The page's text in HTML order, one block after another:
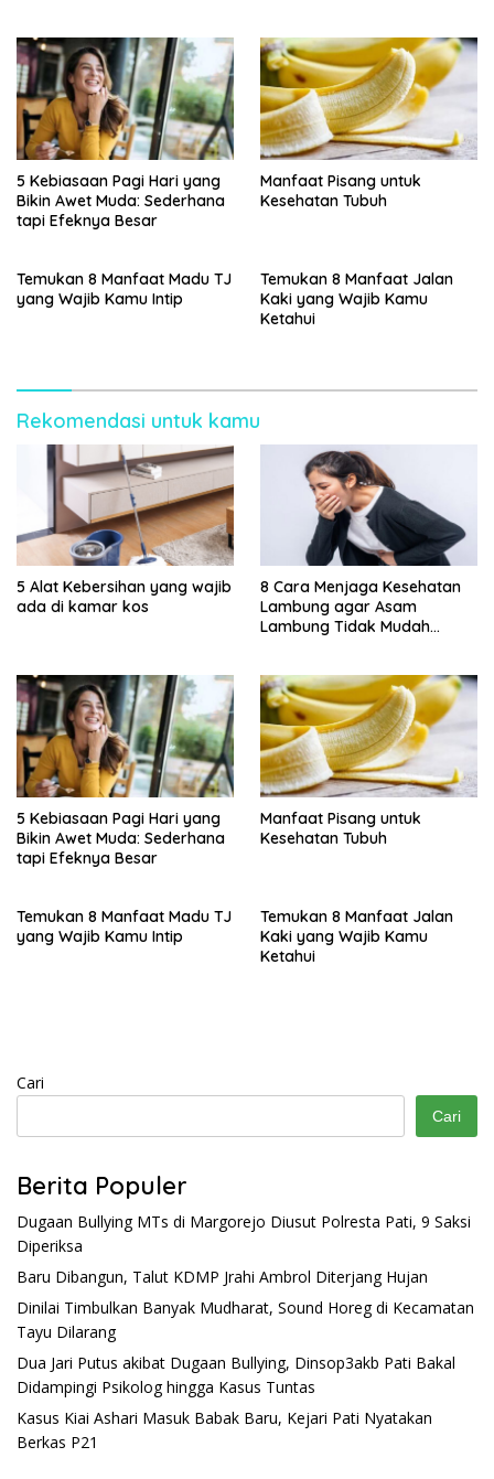
5 Kebiasaan Pagi Hari yang
Bikin Awet Muda: Sederhana
tapi Efeknya Besar
Manfaat Pisang untuk
Kesehatan Tubuh
Temukan 8 Manfaat Madu TJ
yang Wajib Kamu Intip
Temukan 8 Manfaat Jalan
Kaki yang Wajib Kamu
Ketahui
Rekomendasi untuk kamu
5 Alat Kebersihan yang wajib
ada di kamar kos
8 Cara Menjaga Kesehatan
Lambung agar Asam
Lambung Tidak Mudah
5 Kebiasaan Pagi Hari yang
Bikin Awet Muda: Sederhana
tapi Efeknya Besar
Manfaat Pisang untuk
Kesehatan Tubuh
Temukan 8 Manfaat Madu TJ
yang Wajib Kamu Intip
Temukan 8 Manfaat Jalan
Kaki yang Wajib Kamu
Ketahui
Cari
Cari
Berita Populer
Dugaan Bullying MTs di Margorejo Diusut Polresta Pati, 9 Saksi
Diperiksa
Baru Dibangun, Talut KDMP Jrahi Ambrol Diterjang Hujan
Dinilai Timbulkan Banyak Mudharat, Sound Horeg di Kecamatan
Tayu Dilarang
Dua Jari Putus akibat Dugaan Bullying, Dinsop3akb Pati Bakal
Didampingi Psikolog hingga Kasus Tuntas
Kasus Kiai Ashari Masuk Babak Baru, Kejari Pati Nyatakan
Berkas P21